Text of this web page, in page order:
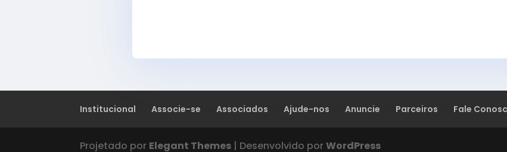
Institucional Associe-se Associados Ajude-nos Anuncie Parceiros Fale
Projetado por Elegant Themes | Desenvolvido porWordPress